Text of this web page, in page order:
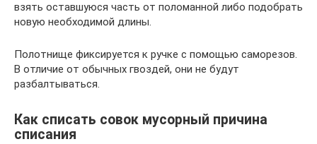
взять оставшуюся часть от поломанной либо подобрать
новую необходимой длины.
Полотнище фиксируется к ручке с помощью саморезов.
В отличие от обычных гвоздей, они не будут
разбалтываться.
Как списать совок мусорный причина
списания